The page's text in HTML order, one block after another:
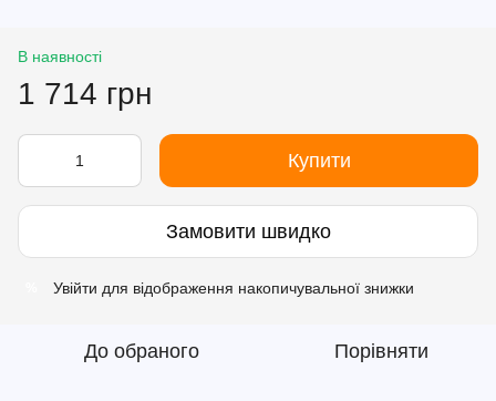
В наявності
1 714 грн
Купити
Замовити швидко
Увійти для відображення накопичувальної знижки
До обраного Порівняти